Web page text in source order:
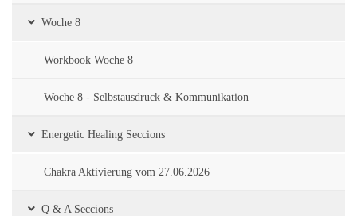
Woche 8
Workbook Woche 8
Woche 8 - Selbstausdruck & Kommunikation
Energetic Healing Seccions
Chakra Aktivierung vom 27.06.2026
Q & A Seccions